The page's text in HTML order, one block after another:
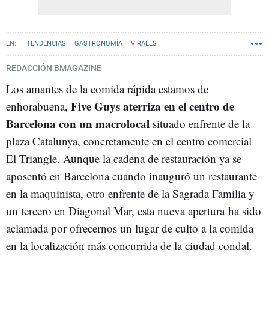
TENDENCIAS GASTRONOMÍA VIRALES
REDACCIÓN BMAGAZINE
Los amantes de la comida rápida estamos de
enhorabuena, Five Guys aterriza en el centro de
Barcelona con un macrolocal situado enfrente de la
plaza Catalunya, concretamente en el centro comercial
El Triangle. Aunque la cadena de restauración ya se
aposentó en Barcelona cuando inauguró un restaurante
en la maquinista, otro enfrente de la Sagrada Familia y
un tercero en Diagonal Mar, esta nueva apertura ha sido
aclamada por ofrecernos un lugar de culto a la comida
en la localización más concurrida de la ciudad condal.